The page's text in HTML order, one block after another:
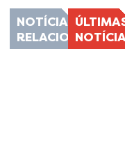
NOTÍCIAS
RELACIONADAS